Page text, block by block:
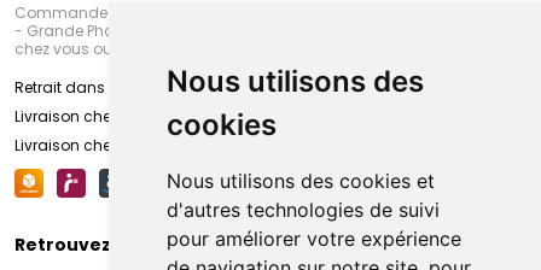
Nous utilisons des
cookies
Nous utilisons des cookies et
d'autres technologies de suivi
pour améliorer votre expérience
Commandez en ligne et venez chercher votre commande à Amiens
- Grande Pharmacie d’Amiens (Fachon) ou recevez-là rapidement
chez vous ou en point retrait
Retrait dans la pharmacie d’Amiens
Livraison chez vous
Livraison chez votre commerçant
Retrouvez-nous sur vos réseaux sociaux